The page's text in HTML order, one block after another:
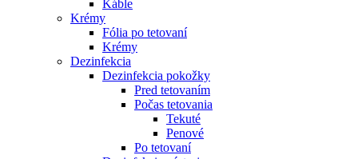
Káble
Krémy
Fólia po tetovaní
Krémy
Dezinfekcia
Dezinfekcia pokožky
Pred tetovaním
Počas tetovania
Tekuté
Penové
Po tetovaní